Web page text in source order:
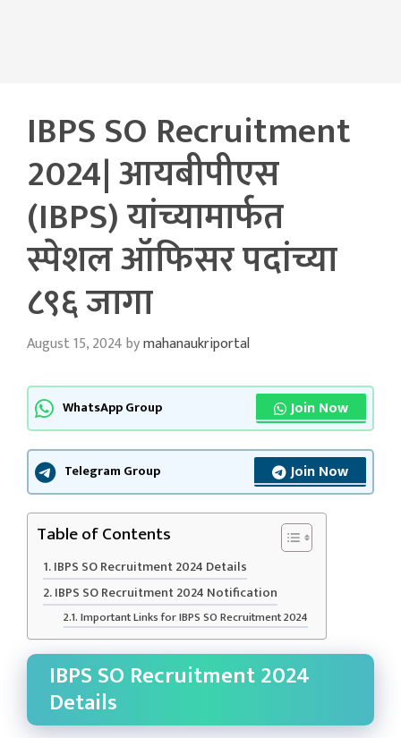
IBPS SO Recruitment
2024| आयबीपीएस
(IBPS) यांच्यामार्फत
स्पेशल ऑफिसर पदांच्या
८९६ जागा
August 15, 2024bymahanaukriportal
WhatsApp Group Join Now
Telegram Group Join Now
Table of Contents
IBPS SO Recruitment 2024 Details
IBPS SO Recruitment 2024 Notification
Important Links for IBPS SO Recruitment 2024
IBPS SO Recruitment 2024
Details